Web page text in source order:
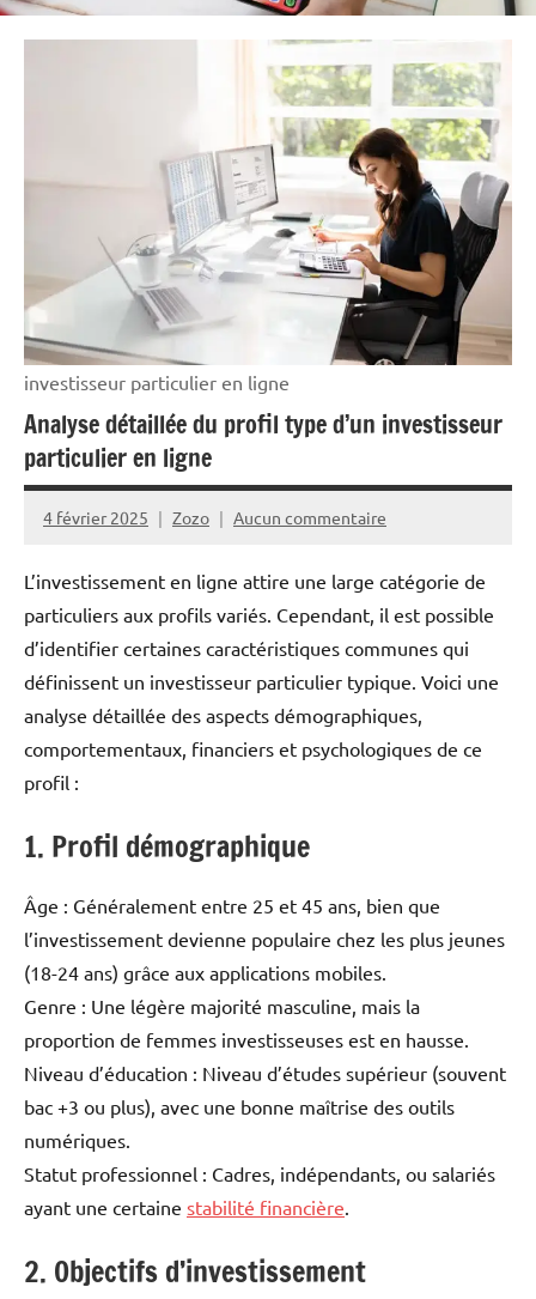
investisseur particulier en ligne
Analyse détaillée du profil type d’un investisseur
particulier en ligne
4 février 2025 Zozo Aucun commentaire
L’investissement en ligne attire une large catégorie de
particuliers aux profils variés. Cependant, il est possible
d’identifier certaines caractéristiques communes qui
définissent un investisseur particulier typique. Voici une
analyse détaillée des aspects démographiques,
comportementaux, financiers et psychologiques de ce
profil :
1. Profil démographique
Âge : Généralement entre 25 et 45 ans, bien que
l’investissement devienne populaire chez les plus jeunes
(18-24 ans) grâce aux applications mobiles.
Genre : Une légère majorité masculine, mais la
proportion de femmes investisseuses est en hausse.
Niveau d’éducation : Niveau d’études supérieur (souvent
bac +3 ou plus), avec une bonne maîtrise des outils
numériques.
Statut professionnel : Cadres, indépendants, ou salariés
ayant une certaine stabilité financière.
2. Objectifs d’investissement